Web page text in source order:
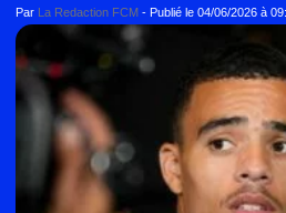
Par La Redaction FCM - Publié le 04/06/2026 à